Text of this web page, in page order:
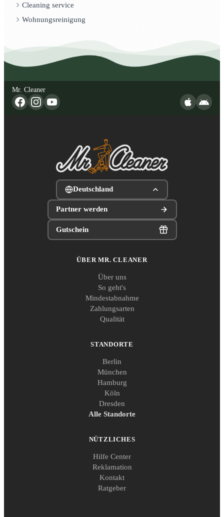
Cleaning service
Wohnungsreinigung
Mr. Cleaner
Deutschland
Partner werden
Gutschein
ÜBER MR. CLEANER
Über uns
So geht's
Mindestabnahme
Zahlungsarten
Qualität
STANDORTE
Berlin
München
Hamburg
Köln
Dresden
Alle Standorte
NÜTZLICHES
Hilfe Center
Reklamation
Kontakt
Ratgeber